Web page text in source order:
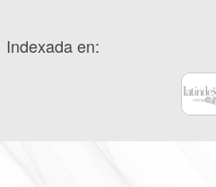
Indexada en: